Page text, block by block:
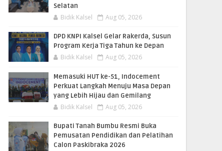
Selatan
Bidik Kalsel Aug 05, 2026
DPD KNPI Kalsel Gelar Rakerda, Susun
Program Kerja Tiga Tahun ke Depan
Bidik Kalsel Aug 05, 2026
Memasuki HUT ke-51, Indocement
Perkuat Langkah Menuju Masa Depan
yang Lebih Hijau dan Gemilang
Bidik Kalsel Aug 05, 2026
Bupati Tanah Bumbu Resmi Buka
Pemusatan Pendidikan dan Pelatihan
Calon Paskibraka 2026